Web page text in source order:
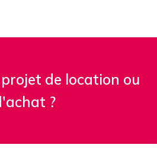
de location ou
?